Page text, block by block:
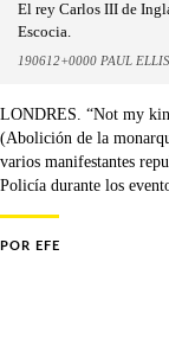
El rey Carlos III de
Escocia.
190612+0000 PAUL ELLIS
LONDRES. “Not my
(Abolición de la
varios manifestantes
Policía durante los
POR EFE